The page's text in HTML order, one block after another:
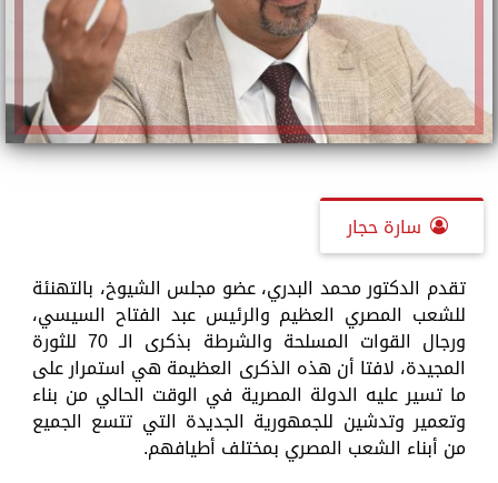
سارة حجار
تقدم الدكتور محمد البدري، عضو مجلس الشيوخ، بالتهنئة
للشعب المصري العظيم والرئيس عبد الفتاح السيسي،
ورجال القوات المسلحة والشرطة بذكرى الـ 70 للثورة
المجيدة، لافتا أن هذه الذكرى العظيمة هي استمرار على
ما تسير عليه الدولة المصرية في الوقت الحالي من بناء
وتعمير وتدشين للجمهورية الجديدة التي تتسع الجميع
من أبناء الشعب المصري بمختلف أطيافهم.